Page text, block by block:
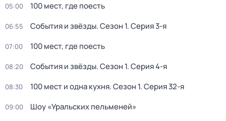
05:00 100 мест, где поесть
06:55 События и звёзды. Сезон 1. Серия 3-я
07:00 100 мест, где поесть
08:20 События и звёзды. Сезон 1. Серия 4-я
08:30 100 мест и одна кухня. Сезон 1. Серия 32-я
09:00 Шоу «Уральских пельменей»